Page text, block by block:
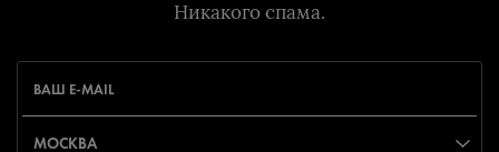
Никакого спама.